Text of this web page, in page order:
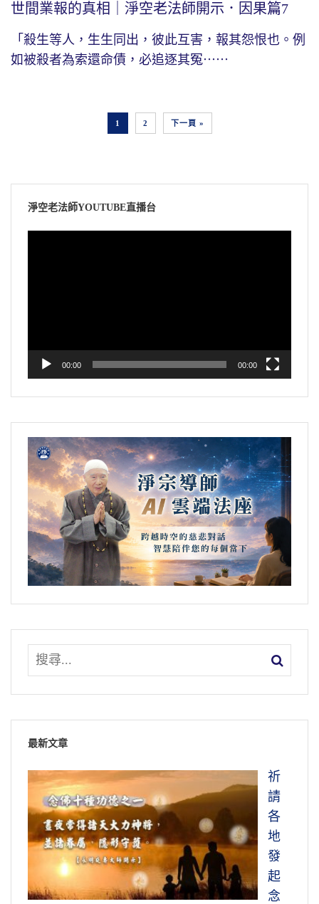
世間業報的真相｜淨空老法師開示．因果篇7
「殺生等人，生生同出，彼此互害，報其怨恨也。例
如被殺者為索還命債，必追逐其冤⋯⋯
1 2 下一頁 »
淨空老法師YOUTUBE直播台
00:00 00:00
最新文章
祈
請
各
地
發
起
念